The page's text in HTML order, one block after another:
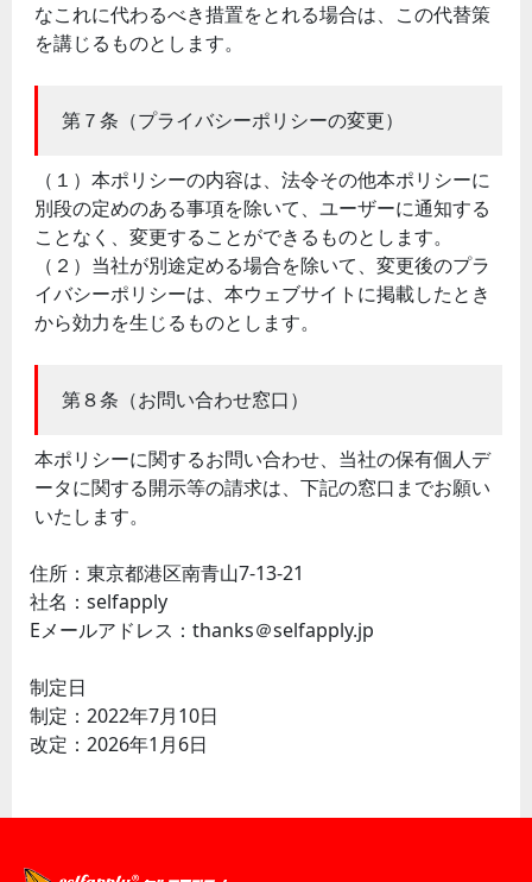
なこれに代わるべき措置をとれる場合は、この代替策
を講じるものとします。
第７条（プライバシーポリシーの変更）
（１）本ポリシーの内容は、法令その他本ポリシーに
別段の定めのある事項を除いて、ユーザーに通知する
ことなく、変更することができるものとします。
（２）当社が別途定める場合を除いて、変更後のプラ
イバシーポリシーは、本ウェブサイトに掲載したとき
から効力を生じるものとします。
第８条（お問い合わせ窓口）
本ポリシーに関するお問い合わせ、当社の保有個人デ
ータに関する開示等の請求は、下記の窓口までお願い
いたします。
住所：東京都港区南青山7-13-21
社名：selfapply
Eメールアドレス：thanks＠selfapply.jp
制定日
制定：2022年7月10日
改定：2026年1月6日